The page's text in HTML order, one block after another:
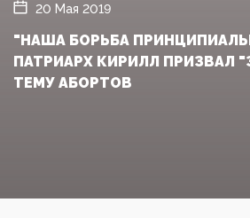
20 Мая 2019
"НАША БОРЬБА
ПАТРИАРХ КИРИЛЛ ПРИЗВАЛ
ТЕМУ АБОРТОВ